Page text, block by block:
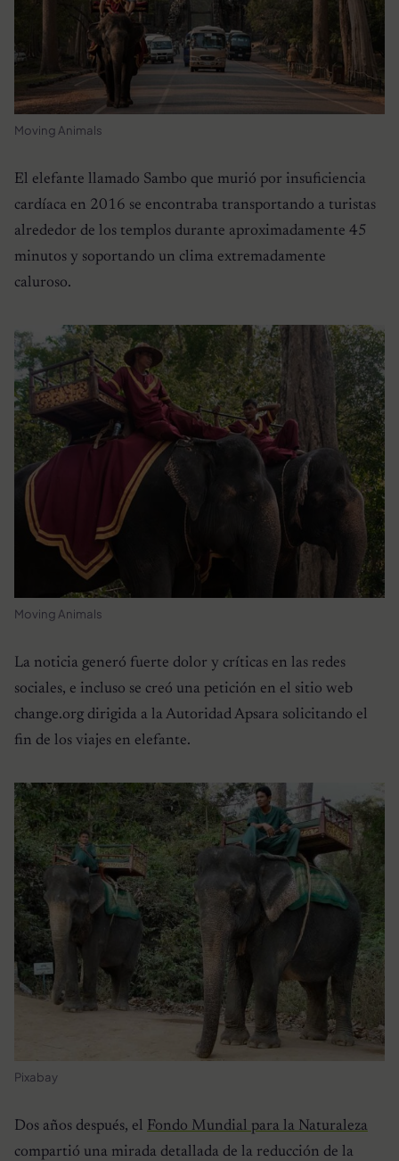
Moving Animals
El elefante llamado Sambo que murió por insuficiencia
cardíaca en 2016 se encontraba transportando a turistas
alrededor de los templos durante aproximadamente 45
minutos y soportando un clima extremadamente
caluroso.
Moving Animals
La noticia generó fuerte dolor y críticas en las redes
sociales, e incluso se creó una petición en el sitio web
change.org dirigida a la Autoridad Apsara solicitando el
fin de los viajes en elefante.
Pixabay
Dos años después, el Fondo Mundial para la Naturaleza
compartió una mirada detallada de la reducción de la